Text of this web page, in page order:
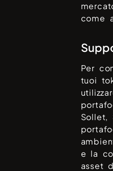
come
Per
tuoi
Sollet,
e la
asset